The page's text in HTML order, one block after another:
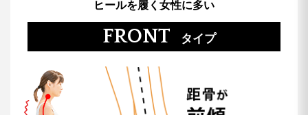
ヒールを履く女性に多い
FRONT タイプ